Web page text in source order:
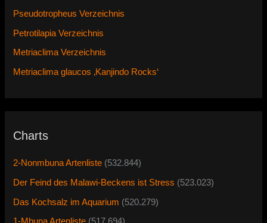
Pseudotropheus Verzeichnis
Petrotilapia Verzeichnis
Metriaclima Verzeichnis
Metriaclima glaucos ‚Kanjindo Rocks‘
Charts
2-Nonmbuna Artenliste (532.844)
Der Feind des Malawi-Beckens ist Stress (523.023)
Das Kochsalz im Aquarium (520.279)